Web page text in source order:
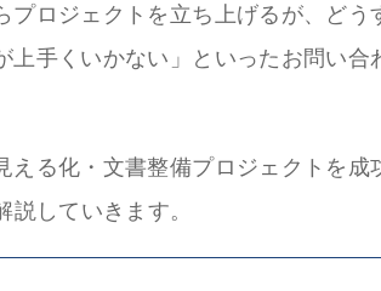
プロジェクトを立ち上げるが、どう
上手くいかない」といったお問い合
える化・文書整備プロジェクトを成
説していきます。